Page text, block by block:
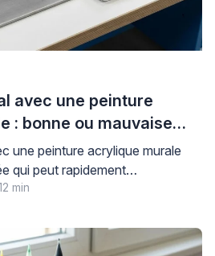
avec une peinture
: bonne ou mauvaise
une peinture acrylique murale
qui peut rapidement
et l’esthétique de vos
comme le plâtre, n’offrent
anticorrosion
min